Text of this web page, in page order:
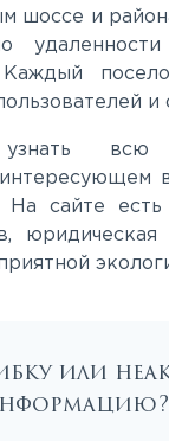
шоссе и
Каждый
и
всю
На сайте
или